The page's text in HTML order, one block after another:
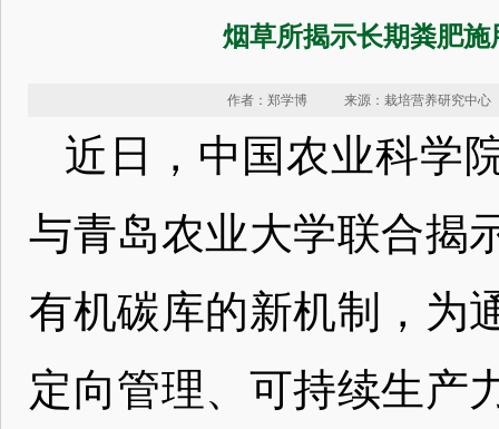
烟草所揭示长期粪肥
作者：郑学博 来源：栽培营养研究中心
近日，中国农业科学
与青岛农业大学联合揭
有机碳库的新机制，为
定向管理、可持续生产